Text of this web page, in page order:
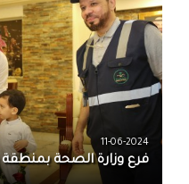
11-06-2024
فرع وزارة الصحة